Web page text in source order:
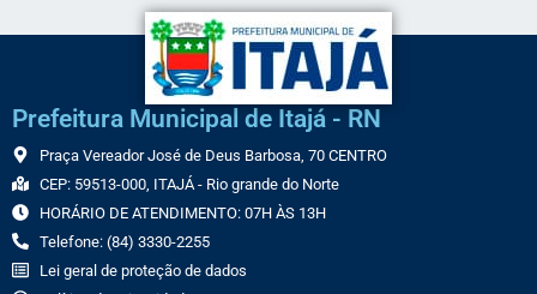
Prefeitura Municipal de Itajá - RN
Praça Vereador José de Deus Barbosa, 70 CENTRO
CEP: 59513-000, ITAJÁ - Rio grande do Norte
HORÁRIO DE ATENDIMENTO: 07H ÀS 13H
Telefone: (84) 3330-2255
Lei geral de proteção de dados